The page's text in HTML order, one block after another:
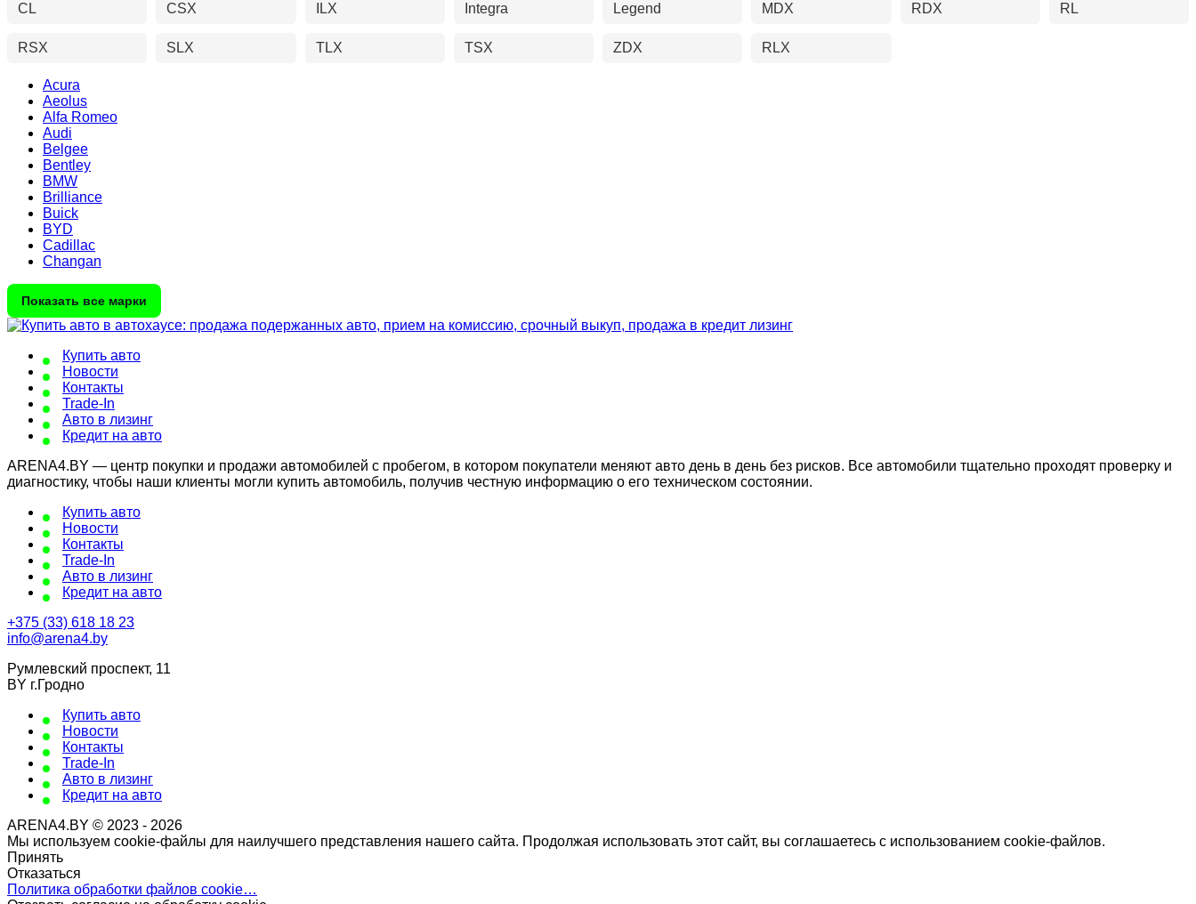
CL
CSX ILX Integra Legend MDX RDX RL
RSX SLX TLX TSX ZDX RLX
Acura
Aeolus
Alfa Romeo
Audi
Belgee
Bentley
BMW
Brilliance
Buick
BYD
Cadillac
Changan
Показать все марки
Купить авто
Новости
Контакты
Trade-In
Авто в лизинг
Кредит на авто
ARENA4.BY — центр покупки и продажи автомобилей с пробегом, в котором покупатели меняют авто день в день без рисков. Все автомобили тщательно проходят проверку и
диагностику, чтобы наши клиенты могли купить автомобиль, получив честную информацию о его техническом состоянии.
Купить авто
Новости
Контакты
Trade-In
Авто в лизинг
Кредит на авто
+375 (33) 618 18 23
info@arena4.by
Румлевский проспект, 11
BY г.Гродно
Купить авто
Новости
Контакты
Trade-In
Авто в лизинг
Кредит на авто
ARENA4.BY © 2023 - 2026
Мы используем cookie-файлы для наилучшего представления нашего сайта. Продолжая использовать этот сайт, вы соглашаетесь с использованием cookie-файлов.
Принять
Отказаться
Политика обработки файлов cookie…